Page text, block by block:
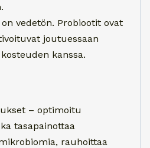
vedetön. Probiootit ovat
joutuessaan
kanssa.
– optimoitu
tasapainottaa
rauhoittaa